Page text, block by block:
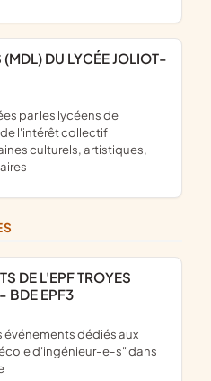
l'intérêt collectif
culturels, artistiques,
BDE EPF3
d'ingénieur-e-s" dans